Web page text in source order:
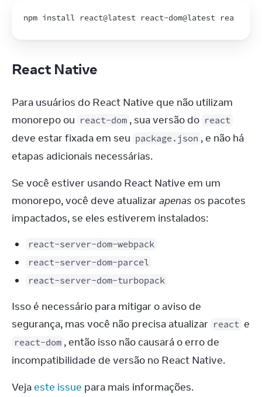
npm install react@latest react-dom@latest react
React Native
Para usuários do React Native que não utilizam
monorepo ou react-dom , sua versão do react
deve estar fixada em seu package.json , e não há
etapas adicionais necessárias.
Se você estiver usando React Native em um
monorepo, você deve atualizar apenas os pacotes
impactados, se eles estiverem instalados:
react-server-dom-webpack
react-server-dom-parcel
react-server-dom-turbopack
Isso é necessário para mitigar o aviso de
segurança, mas você não precisa atualizar react
react-dom , então isso não causará o erro de
incompatibilidade de versão no React Native.
Veja este issue para mais informações.